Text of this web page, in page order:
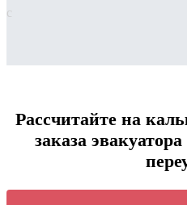
с
Рассчитайте на
заказа